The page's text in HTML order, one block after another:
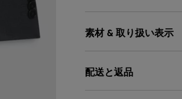
素材 & 取り扱い表示
配送と返品